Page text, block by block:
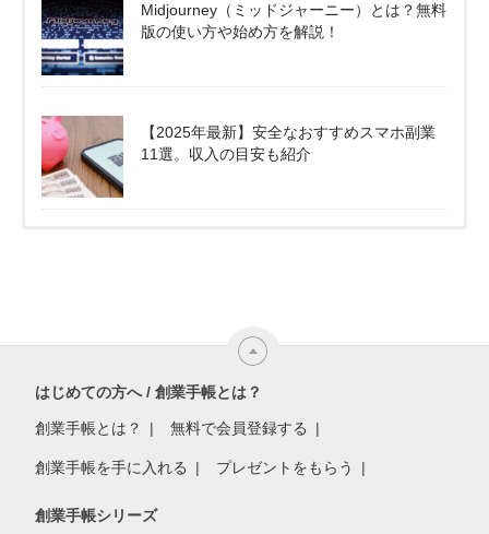
Midjourney（ミッドジャーニー）とは？無料
版の使い方や始め方を解説！
【2025年最新】安全なおすすめスマホ副業
11選。収入の目安も紹介
はじめての方へ / 創業手帳とは？
創業手帳とは？ 無料で会員登録する
創業手帳を手に入れる プレゼントをもらう
創業手帳シリーズ